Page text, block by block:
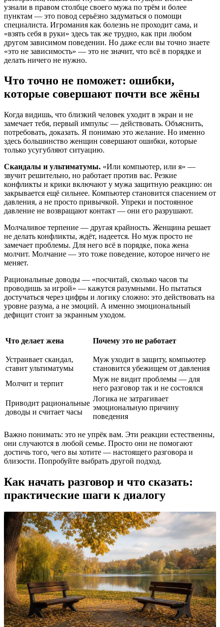
узнали в правом столбце своего мужа по трём и более
пунктам — это повод серьёзно задуматься о помощи
специалиста. Игромания как болезнь не проходит сама, и
«взять себя в руки» здесь так же трудно, как при любом
другом зависимом поведении. Но даже если вы точно знаете
«это не зависимость» — это не значит, что всё в порядке и
делать ничего не нужно.
Что точно не поможет: ошибки,
которые совершают почти все жёны
Когда видишь, что близкий человек уходит в экран и не
замечает тебя, первый импульс — действовать. Объяснить,
потребовать, доказать. Я понимаю это желание. Но именно
здесь большинство женщин совершают ошибки, которые
только усугубляют ситуацию.
Скандалы и ультиматумы. «Или компьютер, или я» —
звучит решительно, но работает против вас. Резкие
конфликты и крики включают у мужа защитную реакцию: он
закрывается ещё сильнее. Компьютер становится спасением от
давления, а не просто привычкой. Упреки и постоянное
давление не возвращают контакт — они его разрушают.
Молчаливое терпение — другая крайность. Женщина решает
не делать конфликты, ждёт, надеется. Но муж просто не
замечает проблемы. Для него всё в порядке, пока жена
молчит. Молчание — это тоже поведение, которое ничего не
меняет.
Рациональные доводы — «посчитай, сколько часов ты
проводишь за игрой» — кажутся разумными. Но пытаться
достучаться через цифры и логику сложно: это действовать на
уровне разума, а не эмоций. А именно эмоциональный
дефицит стоит за экранным уходом.
Что делает жена Почему это не работает
Устраивает скандал,
ставит ультиматумы
Муж уходит в защиту, компьютер
становится убежищем от давления
Молчит и терпит
Муж не видит проблемы — для
него разговор так и не состоялся
Приводит рациональные
доводы и считает часы
Логика не затрагивает
эмоциональную причину
поведения
Важно понимать: это не упрёк вам. Эти реакции естественны,
они случаются в любой семье. Просто они не помогают
достичь того, чего вы хотите — настоящего разговора и
близости. Попробуйте выбрать другой подход.
Как начать разговор и что сказать:
практические шаги к диалогу